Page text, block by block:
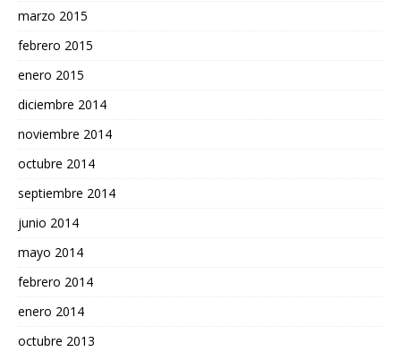
marzo 2015
febrero 2015
enero 2015
diciembre 2014
noviembre 2014
octubre 2014
septiembre 2014
junio 2014
mayo 2014
febrero 2014
enero 2014
octubre 2013